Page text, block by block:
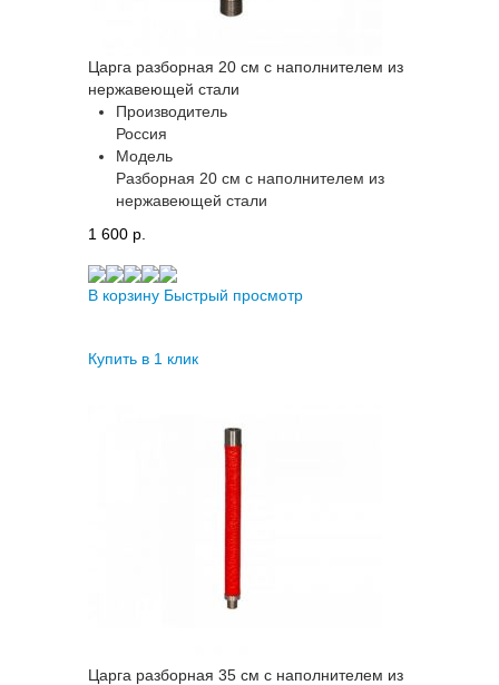
Царга разборная 20 см с наполнителем из
нержавеющей стали
Производитель
Россия
Модель
Разборная 20 см с наполнителем из
нержавеющей стали
1 600 p.
В корзину Быстрый просмотр
Купить в 1 клик
Царга разборная 35 см с наполнителем из